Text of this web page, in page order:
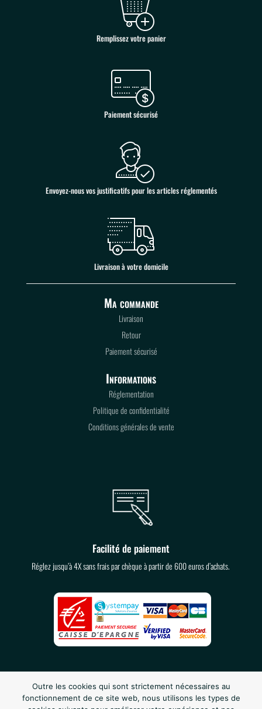
Remplissez votre panier
Paiement sécurisé
Envoyez-nous vos justificatifs pour les articles réglementés
Livraison à votre domicile
Ma commande
Livraison
Retour
Paiement sécurisé
Informations
Réglementation
Politique de confidentialité
Conditions générales de vente
Facilité de paiement
Réglez jusqu’à 4X sans frais par chèque à partir de 600 euros d’achats.
Outre les cookies qui sont strictement nécessaires au
fonctionnement de ce site web, nous utilisons les types de